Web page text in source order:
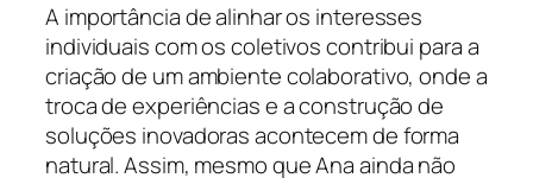
A importância de alinhar os interesses
individuais com os coletivos contribui para a
criação de um ambiente colaborativo, onde a
troca de experiências e a construção de
soluções inovadoras acontecem de forma
natural. Assim, mesmo que Ana ainda não